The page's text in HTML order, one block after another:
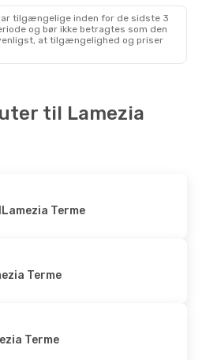
tilgængelige inden for de sidste 3
og bør ikke betragtes som den
at tilgængelighed og priser
til Lamezia
Lamezia Terme
Terme
Terme